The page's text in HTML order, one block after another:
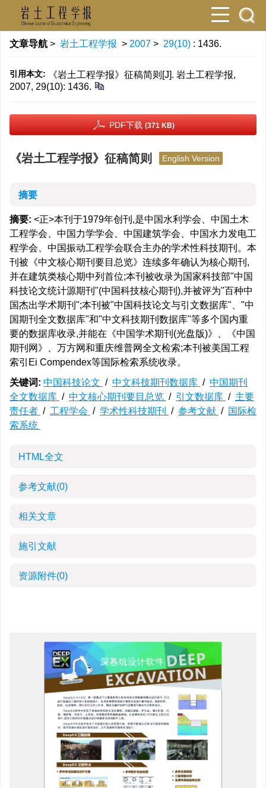
文章导航 > 岩土工程学报 > 2007 > 29(10) : 1436.
引用本文:
《岩土工程学报》征稿简则[J]. 岩土工程学报,
2007, 29(10): 1436.
PDF下载 (371 KB)
《岩土工程学报》征稿简则 English Version
摘要
摘要: <正>本刊于1979年创刊,是中国水利学会、中国土木
工程学会、中国力学学会、中国建筑学会、中国水力发电工
程学会、中国振动工程学会联合主办的学术性科技期刊。本
刊被《中文核心期刊要目总览》连续多年确认为核心期刊,
并在建筑类核心期中列首位;本刊被收录为国家科技部"中国
科技论文统计源期刊"(中国科技核心期刊),并被评为"百种中
国杰出学术期刊";本刊被"中国科技论文与引文数据库"、"中
国期刊全文数据库"和"中文科技期刊数据库"等多个国内重
要的数据库收录,并能在《中国学术期刊(光盘版)》、《中国
期刊网》、万方网和重庆维普网全文检索;本刊被美国工程
索引Ei Compendex等国际检索系统收录。
关键词: 中国科技论文 / 中文科技期刊数据库 / 中国期刊
全文数据库 / 中文核心期刊要目总览 / 引文数据库 / 主要
责任者 / 工程学会 / 学术性科技期刊 / 参考文献 / 国际检
索系统
HTML全文
参考文献(0)
相关文章
施引文献
资源附件(0)